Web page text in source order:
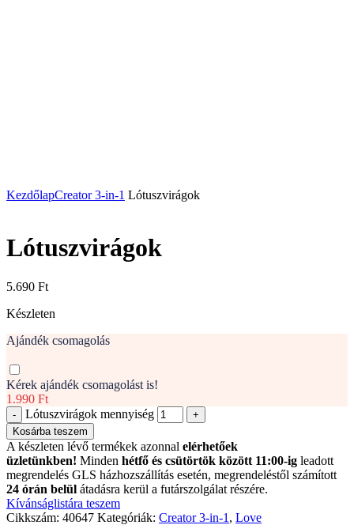
KezdőlapCreator 3-in-1 Lótuszvirágok
Lótuszvirágok
5.690 Ft
Készleten
Ajándék csomagolás
Kérek ajándék csomagolást is!
1.990 Ft
Lótuszvirágok mennyiség
Kosárba teszem
A készleten lévő termékek azonnal elérhetőek
üzletünkben! Minden hétfő és csütörtök között 11:00-ig leadott
megrendelés GLS házhozszállítás esetén, megrendeléstől számított
24 órán belül átadásra kerül a futárszolgálat részére.
Kívánságlistára teszem
Cikkszám: 40647 Kategóriák: Creator 3-in-1 , Love